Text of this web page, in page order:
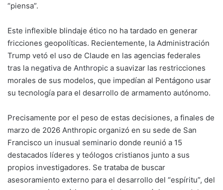
“piensa”.
Este inflexible blindaje ético no ha tardado en generar
fricciones geopolíticas. Recientemente, la Administración
Trump vetó el uso de Claude en las agencias federales
tras la negativa de Anthropic a suavizar las restricciones
morales de sus modelos, que impedían al Pentágono usar
su tecnología para el desarrollo de armamento autónomo.
Precisamente por el peso de estas decisiones, a finales de
marzo de 2026 Anthropic organizó en su sede de San
Francisco un inusual seminario donde reunió a 15
destacados líderes y teólogos cristianos junto a sus
propios investigadores. Se trataba de buscar
asesoramiento externo para el desarrollo del “espíritu”, del